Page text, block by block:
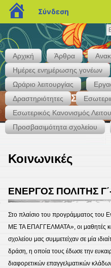
»
Αρχική Άρθρα
Ημέρες ενημέρωσης γονέων
Ωράριο λειτουργίας
Δραστηριότητες
Εσωτερικός Κανονισμός
Προσβασιμότητα σχολείου
1ο Δημοτικό
Ιστότοπος του 1ου Δημοτικού Σχολείου
Κοινωνικές
ΕΝΕΡΓΟΣ ΠΟΛΙΤΗΣ
Στο πλαίσιο του προγράμματος του
ΜΕ ΤΑ ΕΠΑΓΓΕΛΜΑΤΑ», οι μαθητές και
σχολείου μας συμμετείχαν σε μία
δράση, η οποία τους έδωσε την
διαφορετικών επαγγελματικών
blogs.sch.gr
Σύνδεση